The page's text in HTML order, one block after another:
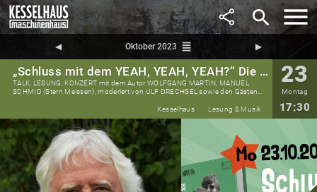
search
◀︎ Oktober 2023 reorder ▶︎
„Schluss mit dem YEAH, YEAH, YEAH?“ Die BEATLES und die DDR
TALK, LESUNG, KONZERT mit dem Autor WOLFGANG MARTIN, MANUEL
SCHMID (Stern Meissen), moderiert von ULF DRECHSEL sowie den Gästen
23
Montag
17:30
Kesselhaus Lesung & Musik